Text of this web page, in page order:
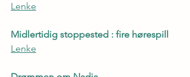
Lenke
Midlertidig stoppested : fire hørespill
Lenke